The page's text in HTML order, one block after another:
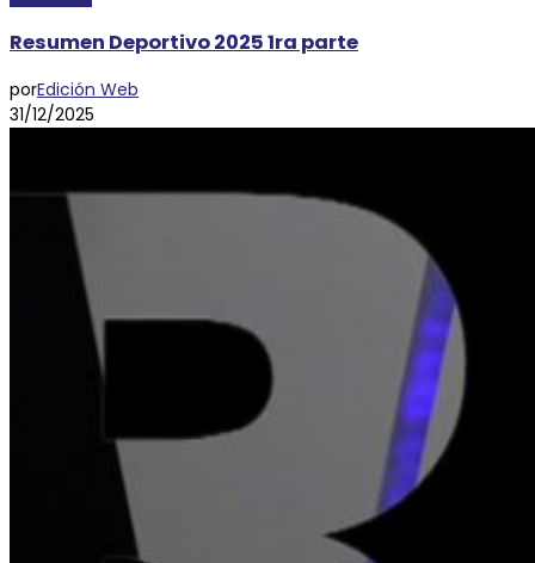
Resumen Deportivo 2025 1ra parte
porEdición Web
31/12/2025